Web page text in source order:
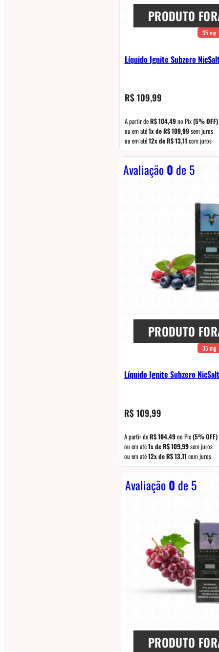
PRODUTO
35 mg
Líquido Ignite Subzero
R$109,99
A partir deR$104,49no Pix(5% OFF)
ou em até1x deR$109,99sem juros
ou em até12x deR$13,11 com juros
Avaliação0 de 5
PRODUTO
35 mg
Líquido Ignite Subzero
R$109,99
A partir deR$104,49no Pix(5% OFF)
ou em até1x deR$109,99sem juros
ou em até12x deR$13,11 com juros
Avaliação0 de 5
PRODUTO